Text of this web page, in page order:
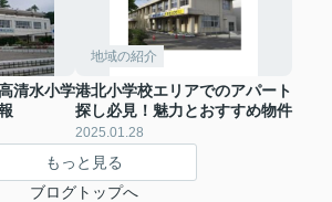
清水小学
地域の紹介
港北小学校エリアでのアパート
探し必見！魅力とおすすめ物件
2025.01.28
もっと見る
ブログトップへ